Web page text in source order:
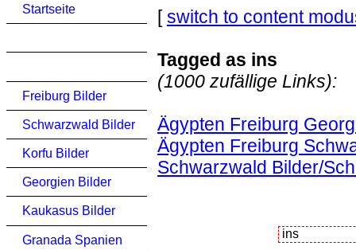
Startseite
Freiburg Bilder
Schwarzwald Bilder
Korfu Bilder
Georgien Bilder
Kaukasus Bilder
Granada Spanien
[switch to content
Tagged as ins
(1000 zufällige Links):
Ägypten Freiburg
Ägypten Freiburg
Schwarzwald Bilder/